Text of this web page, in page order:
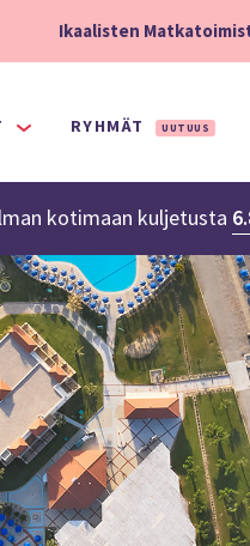
Ikaalisten
RYHMÄT UUTUUS
kotimaan kuljetusta